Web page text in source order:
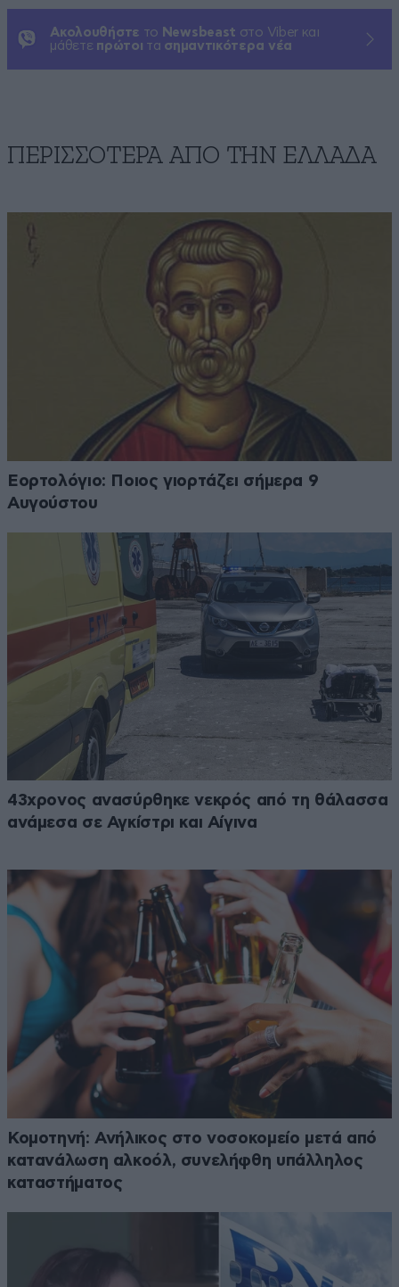
Ακολουθήστε το Newsbeast στο Viber και
μάθετε πρώτοι τα σημαντικότερα νέα
ΠΕΡΙΣΣΟΤΕΡΑ ΑΠΟ ΤΗΝ ΕΛΛΑΔΑ
Εορτολόγιο: Ποιος γιορτάζει σήμερα 9
Αυγούστου
43χρονος ανασύρθηκε νεκρός από τη θάλασσα
ανάμεσα σε Αγκίστρι και Αίγινα
Κομοτηνή: Ανήλικος στο νοσοκομείο μετά από
κατανάλωση αλκοόλ, συνελήφθη υπάλληλος
καταστήματος